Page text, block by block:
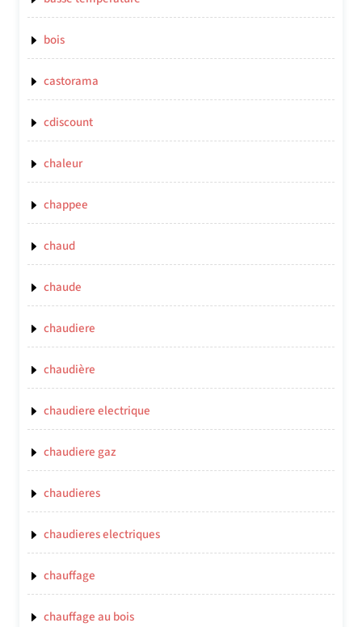
bois
castorama
cdiscount
chaleur
chappee
chaud
chaude
chaudiere
chaudière
chaudiere electrique
chaudiere gaz
chaudieres
chaudieres electriques
chauffage
chauffage au bois